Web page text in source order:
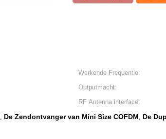
Werkende Frequentie:
Outputmacht:
RF Antenna interface:
, De Zendontvanger van Mini Size COFDM, De